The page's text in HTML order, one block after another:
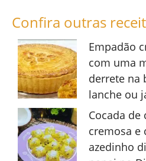
Confira outras
Empadão
com uma
derrete na
lanche ou
Cocada de
cremosa e
azedinho